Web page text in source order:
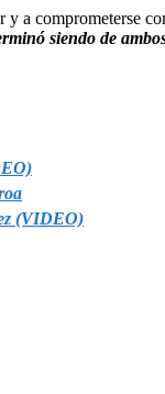
y a comprometerse
siendo de
(VIDEO)